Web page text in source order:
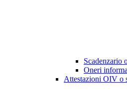
Scadenzario
Oneri
Attestazioni OIV o